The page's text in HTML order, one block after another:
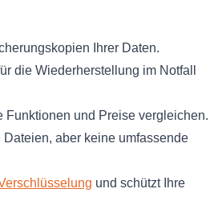
Ihrer Daten.
die Wiederherstellung im Notfall
und Preise vergleichen.
aber keine umfassende
und schützt Ihre